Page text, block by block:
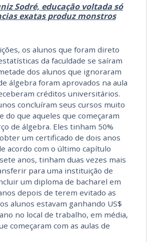
Sodré, educação voltada só
exatas produz monstros
os alunos que foram direto
da faculdade se saíram
dos alunos que ignoraram
álgebra foram aprovados na aula
créditos universitários.
concluíram seus cursos muito
do que aqueles que começaram
de álgebra. Eles tinham 50%
um certificado de dois anos
acordo com o último capítulo
anos, tinham duas vezes mais
para uma instituição de
um diploma de bacharel em
depois de terem evitado as
alunos estavam ganhando US$
no local de trabalho, em média,
começaram com as aulas de